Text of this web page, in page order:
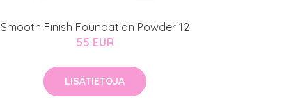
Smooth Finish Foundation Powder 12
55 EUR
LISÄTIETOJA